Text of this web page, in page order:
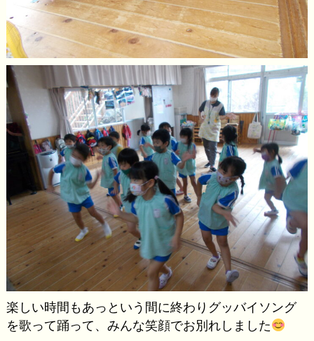
楽しい時間もあっという間に終わりグッバイソング
を歌って踊って、みんな笑顔でお別れしました